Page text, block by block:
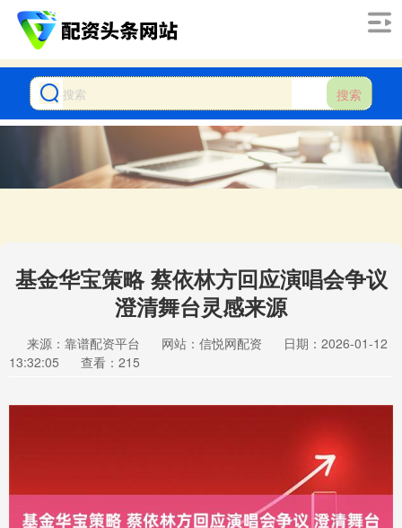
搜索
基金华宝策略 蔡依林方回应演唱会争议
澄清舞台灵感来源
来源：靠谱配资平台 网站：信悦网配资
日期：2026-01-12
13:32:05
查看：215